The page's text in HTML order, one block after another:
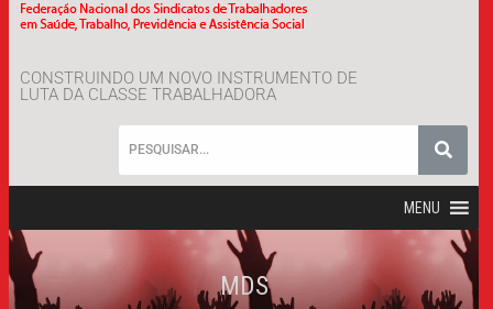
CONSTRUINDO UM NOVO INSTRUMENTO DE
LUTA DA CLASSE TRABALHADORA
MENU
MDS